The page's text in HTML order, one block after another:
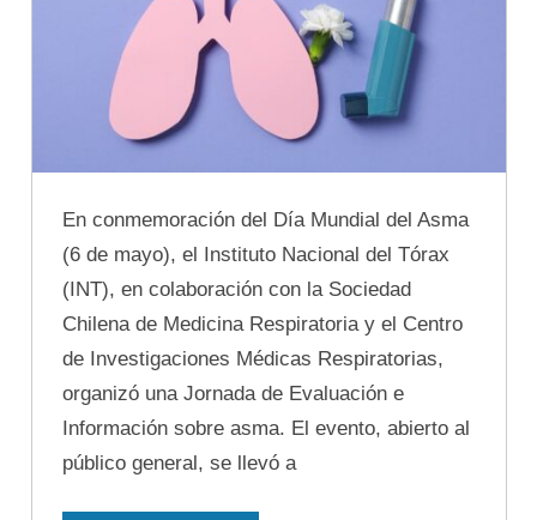
En conmemoración del Día Mundial del Asma
(6 de mayo), el Instituto Nacional del Tórax
(INT), en colaboración con la Sociedad
Chilena de Medicina Respiratoria y el Centro
de Investigaciones Médicas Respiratorias,
organizó una Jornada de Evaluación e
Información sobre asma. El evento, abierto al
público general, se llevó a